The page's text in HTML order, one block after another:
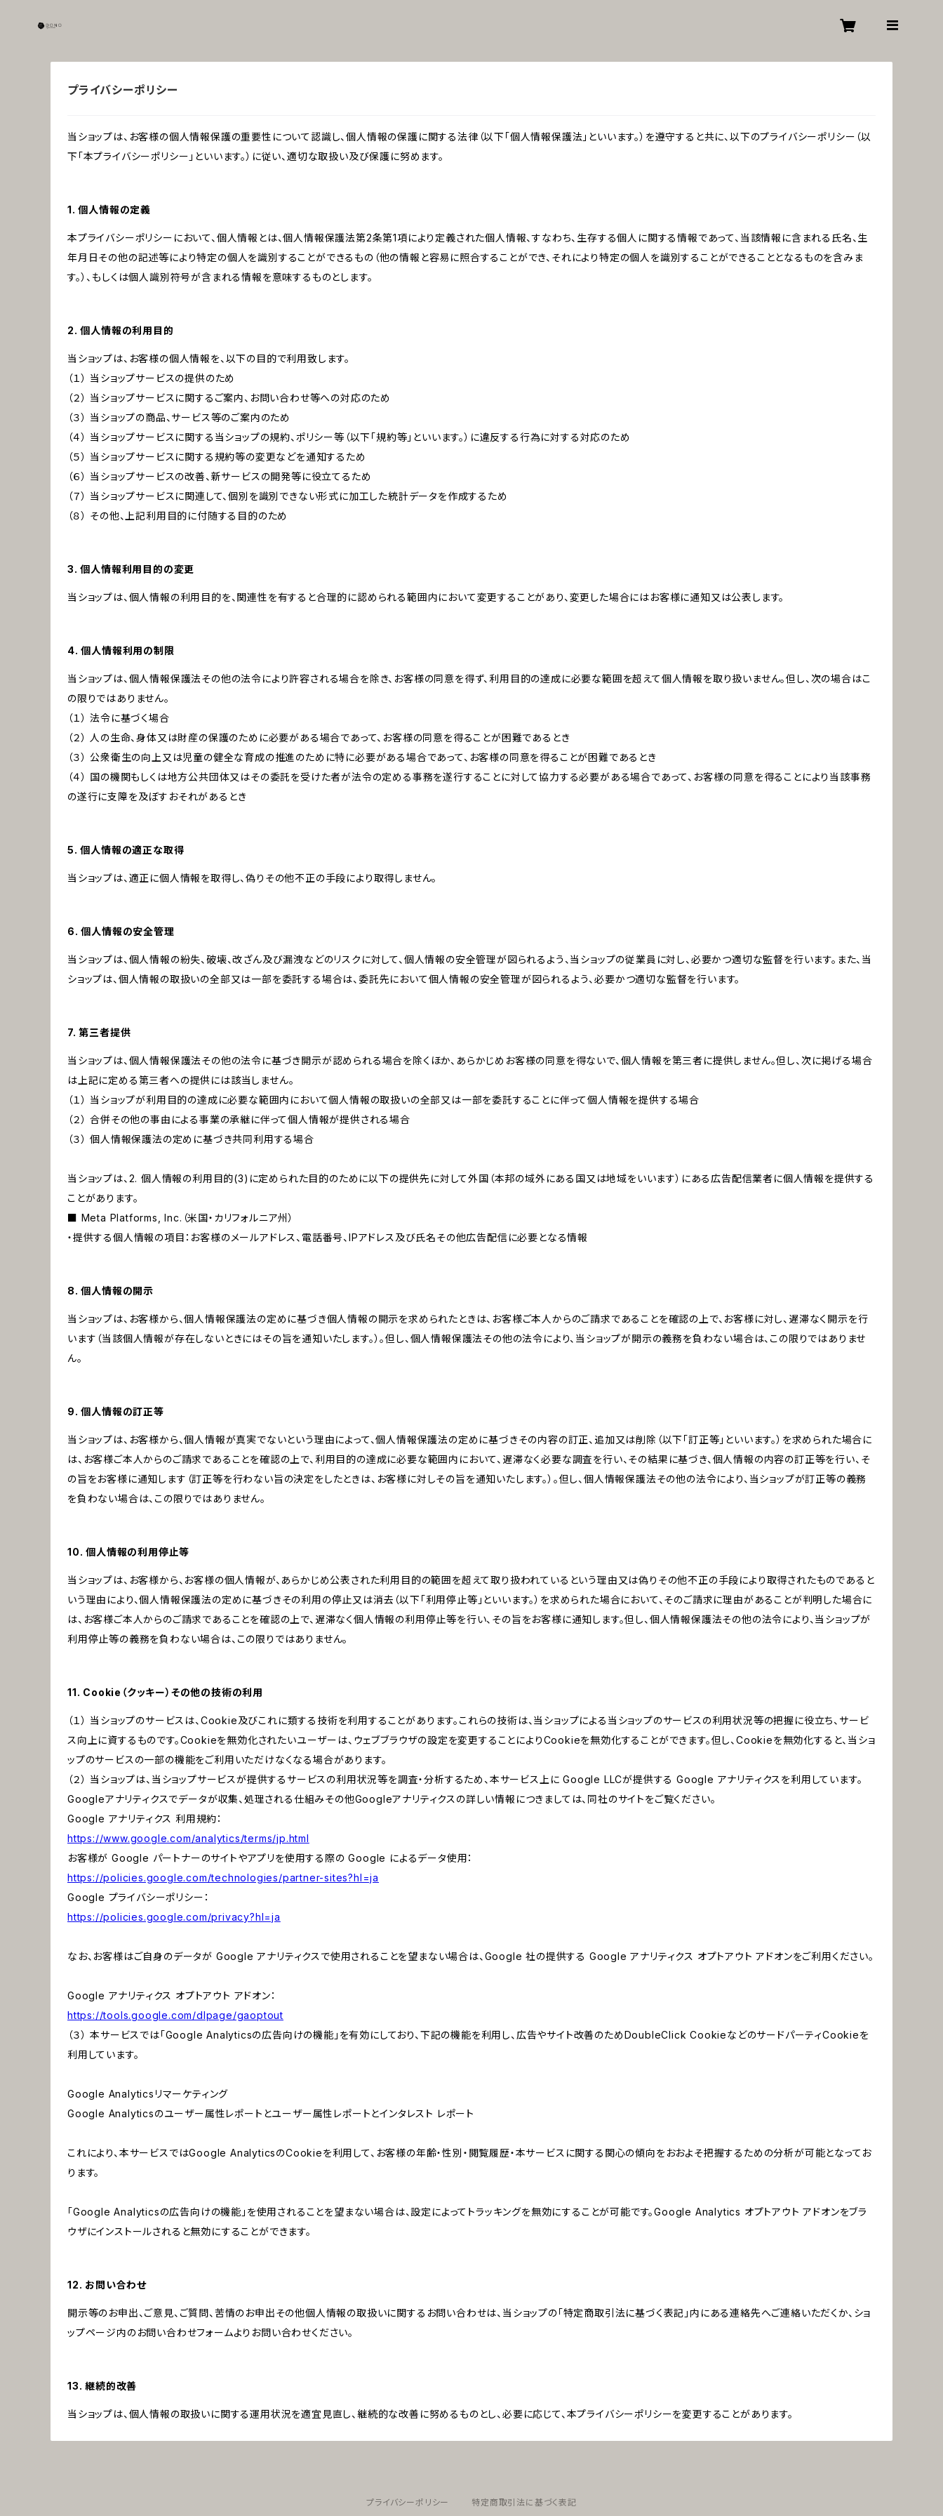
プライバシーポリシー
当ショップは、お客様の個人情報保護の重要性について認識し、個人情報の保護に関する法律（以下「個人情報保護法」といいます。）を遵守すると共に、以下のプライバシーポリシー（以
下「本プライバシーポリシー」といいます。）に従い、適切な取扱い及び保護に努めます。
1. 個人情報の定義
本プライバシーポリシーにおいて、個人情報とは、個人情報保護法第2条第1項により定義された個人情報、すなわち、生存する個人に関する情報であって、当該情報に含まれる氏名、生
年月日その他の記述等により特定の個人を識別することができるもの（他の情報と容易に照合することができ、それにより特定の個人を識別することができることとなるものを含みま
す。）、もしくは個人識別符号が含まれる情報を意味するものとします。
2. 個人情報の利用目的
当ショップは、お客様の個人情報を、以下の目的で利用致します。
（１） 当ショップサービスの提供のため
（２） 当ショップサービスに関するご案内、お問い合わせ等への対応のため
（３） 当ショップの商品、サービス等のご案内のため
（４） 当ショップサービスに関する当ショップの規約、ポリシー等（以下「規約等」といいます。）に違反する行為に対する対応のため
（５） 当ショップサービスに関する規約等の変更などを通知するため
（６） 当ショップサービスの改善、新サービスの開発等に役立てるため
（７） 当ショップサービスに関連して、個別を識別できない形式に加工した統計データを作成するため
（８） その他、上記利用目的に付随する目的のため
3. 個人情報利用目的の変更
当ショップは、個人情報の利用目的を、関連性を有すると合理的に認められる範囲内において変更することがあり、変更した場合にはお客様に通知又は公表します。
4. 個人情報利用の制限
当ショップは、個人情報保護法その他の法令により許容される場合を除き、お客様の同意を得ず、利用目的の達成に必要な範囲を超えて個人情報を取り扱いません。但し、次の場合はこ
の限りではありません。
（１） 法令に基づく場合
（２） 人の生命、身体又は財産の保護のために必要がある場合であって、お客様の同意を得ることが困難であるとき
（３） 公衆衛生の向上又は児童の健全な育成の推進のために特に必要がある場合であって、お客様の同意を得ることが困難であるとき
（４） 国の機関もしくは地方公共団体又はその委託を受けた者が法令の定める事務を遂行することに対して協力する必要がある場合であって、お客様の同意を得ることにより当該事務
の遂行に支障を及ぼすおそれがあるとき
5. 個人情報の適正な取得
当ショップは、適正に個人情報を取得し、偽りその他不正の手段により取得しません。
6. 個人情報の安全管理
当ショップは、個人情報の紛失、破壊、改ざん及び漏洩などのリスクに対して、個人情報の安全管理が図られるよう、当ショップの従業員に対し、必要かつ適切な監督を行います。また、当
ショップは、個人情報の取扱いの全部又は一部を委託する場合は、委託先において個人情報の安全管理が図られるよう、必要かつ適切な監督を行います。
7. 第三者提供
当ショップは、個人情報保護法その他の法令に基づき開示が認められる場合を除くほか、あらかじめお客様の同意を得ないで、個人情報を第三者に提供しません。但し、次に掲げる場合
は上記に定める第三者への提供には該当しません。
（１） 当ショップが利用目的の達成に必要な範囲内において個人情報の取扱いの全部又は一部を委託することに伴って個人情報を提供する場合
（２） 合併その他の事由による事業の承継に伴って個人情報が提供される場合
（３） 個人情報保護法の定めに基づき共同利用する場合
当ショップは、2. 個人情報の利用目的(3)に定められた目的のために以下の提供先に対して外国（本邦の域外にある国又は地域をいいます）にある広告配信業者に個人情報を提供する
ことがあります。
■ Meta Platforms, Inc.（米国・カリフォルニア州）
・提供する個人情報の項目：お客様のメールアドレス、電話番号、IPアドレス及び氏名その他広告配信に必要となる情報
8. 個人情報の開示
当ショップは、お客様から、個人情報保護法の定めに基づき個人情報の開示を求められたときは、お客様ご本人からのご請求であることを確認の上で、お客様に対し、遅滞なく開示を行
います（当該個人情報が存在しないときにはその旨を通知いたします。）。但し、個人情報保護法その他の法令により、当ショップが開示の義務を負わない場合は、この限りではありませ
ん。
9. 個人情報の訂正等
当ショップは、お客様から、個人情報が真実でないという理由によって、個人情報保護法の定めに基づきその内容の訂正、追加又は削除（以下「訂正等」といいます。）を求められた場合に
は、お客様ご本人からのご請求であることを確認の上で、利用目的の達成に必要な範囲内において、遅滞なく必要な調査を行い、その結果に基づき、個人情報の内容の訂正等を行い、そ
の旨をお客様に通知します（訂正等を行わない旨の決定をしたときは、お客様に対しその旨を通知いたします。）。但し、個人情報保護法その他の法令により、当ショップが訂正等の義務
を負わない場合は、この限りではありません。
10. 個人情報の利用停止等
当ショップは、お客様から、お客様の個人情報が、あらかじめ公表された利用目的の範囲を超えて取り扱われているという理由又は偽りその他不正の手段により取得されたものであると
いう理由により、個人情報保護法の定めに基づきその利用の停止又は消去（以下「利用停止等」といいます。）を求められた場合において、そのご請求に理由があることが判明した場合に
は、お客様ご本人からのご請求であることを確認の上で、遅滞なく個人情報の利用停止等を行い、その旨をお客様に通知します。但し、個人情報保護法その他の法令により、当ショップが
利用停止等の義務を負わない場合は、この限りではありません。
11. Cookie（クッキー）その他の技術の利用
（１） 当ショップのサービスは、Cookie及びこれに類する技術を利用することがあります。これらの技術は、当ショップによる当ショップのサービスの利用状況等の把握に役立ち、サービ
ス向上に資するものです。Cookieを無効化されたいユーザーは、ウェブブラウザの設定を変更することによりCookieを無効化することができます。但し、Cookieを無効化すると、当ショ
ップのサービスの一部の機能をご利用いただけなくなる場合があります。
（２） 当ショップは、当ショップサービスが提供するサービスの利用状況等を調査・分析するため、本サービス上に Google LLCが提供する Google アナリティクスを利用しています。
Googleアナリティクスでデータが収集、処理される仕組みその他Googleアナリティクスの詳しい情報につきましては、同社のサイトをご覧ください。
Google アナリティクス 利用規約：
https://www.google.com/analytics/terms/jp.html
お客様が Google パートナーのサイトやアプリを使用する際の Google によるデータ使用：
https://policies.google.com/technologies/partner-sites?hl=ja
Google プライバシーポリシー：
https://policies.google.com/privacy?hl=ja
なお、お客様はご自身のデータが Google アナリティクスで使用されることを望まない場合は、Google 社の提供する Google アナリティクス オプトアウト アドオンをご利用ください。
Google アナリティクス オプトアウト アドオン：
https://tools.google.com/dlpage/gaoptout
（３） 本サービスでは「Google Analyticsの広告向けの機能」を有効にしており、下記の機能を利用し、広告やサイト改善のためDoubleClick CookieなどのサードパーティCookieを
利用しています。
Google Analyticsリマーケティング
Google Analyticsのユーザー属性レポートとユーザー属性レポートとインタレスト レポート
これにより、本サービスではGoogle AnalyticsのCookieを利用して、お客様の年齢・性別・閲覧履歴・本サービスに関する関心の傾向をおおよそ把握するための分析が可能となってお
ります。
「Google Analyticsの広告向けの機能」を使用されることを望まない場合は、設定によってトラッキングを無効にすることが可能です。Google Analytics オプトアウト アドオンをブラ
ウザにインストールされると無効にすることができます。
12. お問い合わせ
開示等のお申出、ご意見、ご質問、苦情のお申出その他個人情報の取扱いに関するお問い合わせは、当ショップの「特定商取引法に基づく表記」内にある連絡先へご連絡いただくか、ショ
ップページ内のお問い合わせフォームよりお問い合わせください。
13. 継続的改善
当ショップは、個人情報の取扱いに関する運用状況を適宜見直し、継続的な改善に努めるものとし、必要に応じて、本プライバシーポリシーを変更することがあります。
プライバシーポリシー 特定商取引法に基づく表記